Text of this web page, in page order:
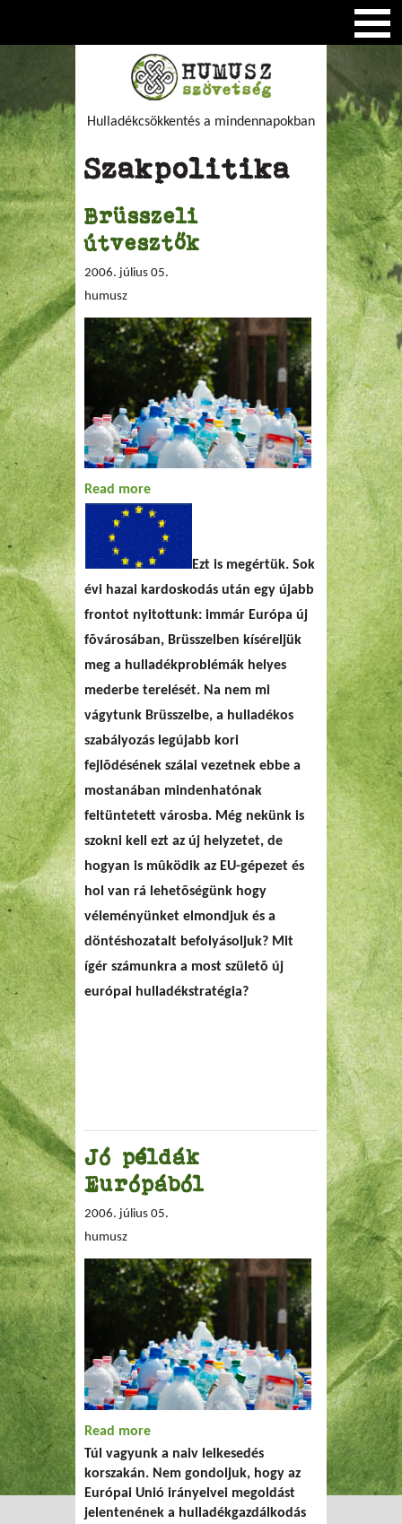
Hulladékcsökkentés a mindennapokban
Szakpolitika
Brüsszeli
útvesztők
2006. július 05.
humusz
Read more
Ezt is megértük. Sok
évi hazai kardoskodás után egy újabb
frontot nyitottunk: immár Európa új
fõvárosában, Brüsszelben kíséreljük
meg a hulladékproblémák helyes
mederbe terelését. Na nem mi
vágytunk Brüsszelbe, a hulladékos
szabályozás legújabb kori
fejlõdésének szálai vezetnek ebbe a
mostanában mindenhatónak
feltüntetett városba. Még nekünk is
szokni kell ezt az új helyzetet, de
hogyan is mûködik az EU-gépezet és
hol van rá lehetõségünk hogy
véleményünket elmondjuk és a
döntéshozatalt befolyásoljuk? Mit
ígér számunkra a most születõ új
európai hulladékstratégia?
Jó példák
Európából
2006. július 05.
humusz
Read more
Túl vagyunk a naiv lelkesedés
korszakán. Nem gondoljuk, hogy az
Európai Unió irányelvei megoldást
jelentenének a hulladékgazdálkodás